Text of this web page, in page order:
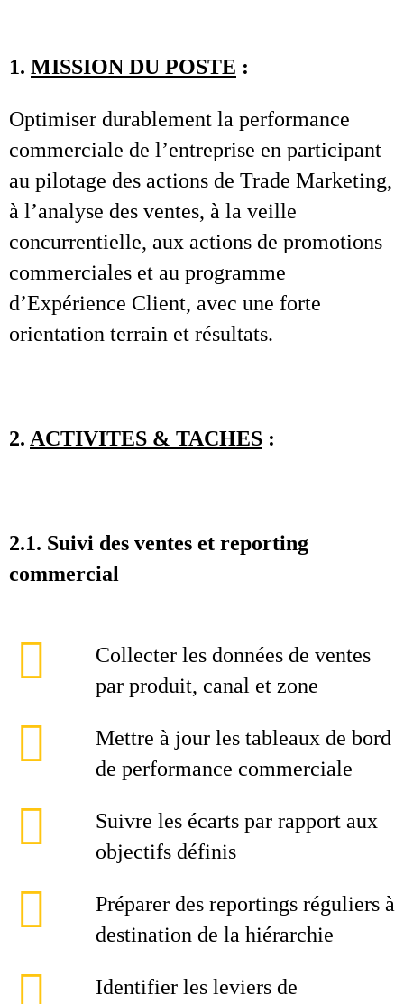
1. MISSION DU POSTE :
Optimiser durablement la performance
commerciale de l’entreprise en participant
au pilotage des actions de Trade Marketing,
à l’analyse des ventes, à la veille
concurrentielle, aux actions de promotions
commerciales et au programme
d’Expérience Client, avec une forte
orientation terrain et résultats.
2. ACTIVITES & TACHES :
2.1. Suivi des ventes et reporting
commercial
Collecter les données de ventes
par produit, canal et zone
Mettre à jour les tableaux de bord
de performance commerciale
Suivre les écarts par rapport aux
objectifs définis
Préparer des reportings réguliers à
destination de la hiérarchie
Identifier les leviers de